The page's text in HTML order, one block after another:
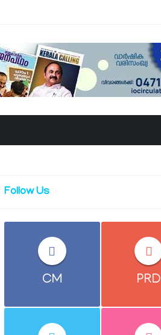
Follow Us
CM PRD